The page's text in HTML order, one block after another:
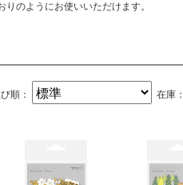
のようにお使いいただけます。
在庫：
順：